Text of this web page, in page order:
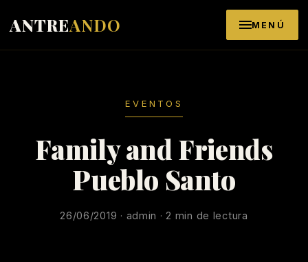
ANTREANDO MENÚ
EVENTOS
Family and Friends
Pueblo Santo
26/06/2019 · admin · 2 min de lectura